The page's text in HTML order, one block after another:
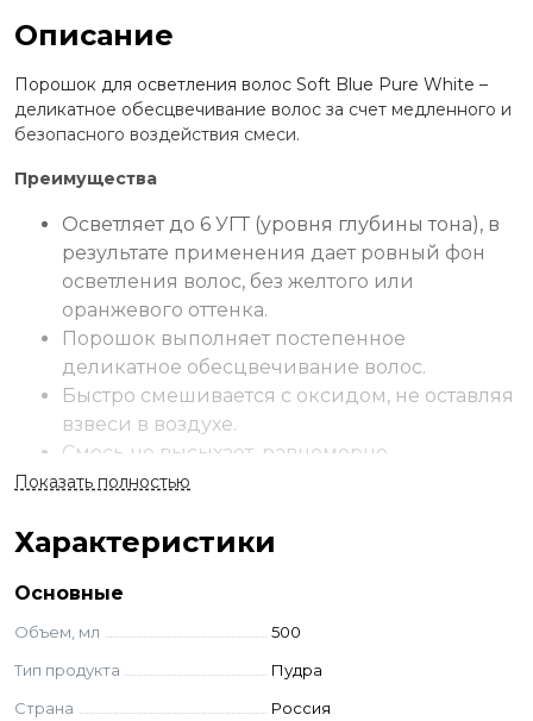
Описание
Порошок для осветления волос Soft Blue Pure White –
деликатное обесцвечивание волос за счет медленного и
безопасного воздействия смеси.
Преимущества
Осветляет до 6 УГТ (уровня глубины тона), в
результате применения дает ровный фон
осветления волос, без желтого или
оранжевого оттенка.
Порошок выполняет постепенное
деликатное обесцвечивание волос.
Быстро смешивается с оксидом, не оставляя
взвеси в воздухе.
Смесь не высыхает, равномерно
распределяется по полотну волос.
во время работы порошка максимально
применения средства волосы сохраняют
блеск, плотность и эластичность.
слизистой и кожи головы.
Показать полностью
Характеристики
Основные
Объем, мл
500
Тип продукта
Пудра
Страна
Россия